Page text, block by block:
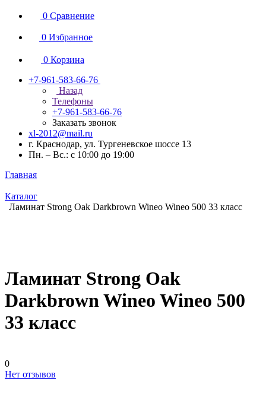
0 Сравнение
0 Избранное
0 Корзина
+7-961-583-66-76
Назад
Телефоны
+7-961-583-66-76
Заказать звонок
xl-2012@mail.ru
г. Краснодар, ул. Тургеневское шоссе 13
Пн. – Вс.: с 10:00 до 19:00
Главная
Каталог
Ламинат Strong Oak Darkbrown Wineo Wineo 500 33 класс
Ламинат Strong Oak
Darkbrown Wineo Wineo 500
33 класс
0
Нет отзывов